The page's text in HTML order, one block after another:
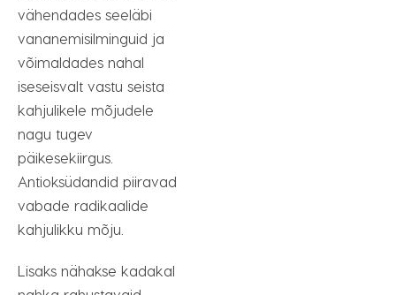
vähendades seeläbi
vananemisilminguid ja
võimaldades nahal
iseseisvalt vastu seista
kahjulikele mõjudele
nagu tugev
päikesekiirgus.
Antioksüdandid piiravad
vabade radikaalide
kahjulikku mõju.
Lisaks nähakse kadakal